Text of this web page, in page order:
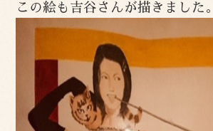
この絵も吉谷さんが描きました。